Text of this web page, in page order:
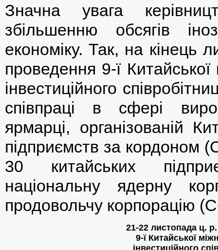
Значна увага
збільшенню обсягів
економіку. Так, на кінець
проведення 9-ї
інвестиційного
співпраці в сфері
ярмарці, організованій
підприємств за кордоном
30 китайських
національну ядерну
продовольчу корпорацію
21-22 листопада ц.
9-ї Китайської